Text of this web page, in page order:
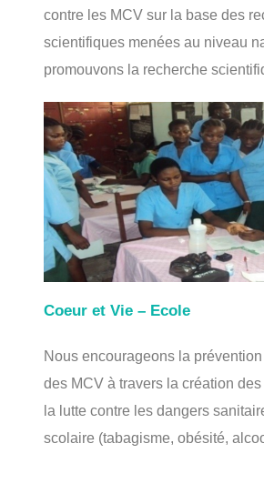
contre les MCV sur la base des
scientifiques menées au niveau
promouvons la recherche
Coeur et Vie – Ecole
Nous encourageons la
des MCV à travers la création
la lutte contre les dangers
scolaire (tabagisme, obésité,